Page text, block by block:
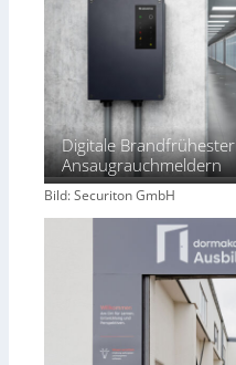
Digitale
Ansaugrauchmeldern
Bild: Securiton GmbH